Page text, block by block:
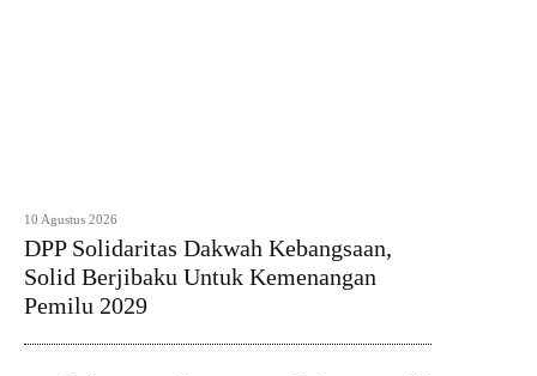
10 Agustus 2026
DPP Solidaritas Dakwah Kebangsaan,
Solid Berjibaku Untuk Kemenangan
Pemilu 2029